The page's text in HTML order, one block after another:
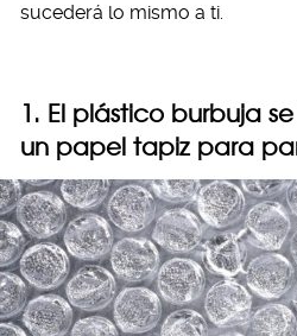
sucederá lo mismo a ti.
1. El plástico burbuja
un papel tapiz para